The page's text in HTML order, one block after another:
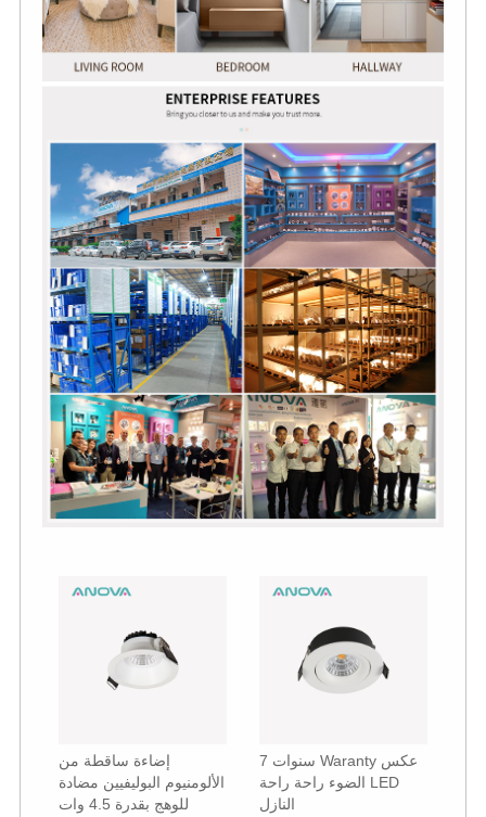
إضاءة ساقطة من
الألومنيوم البوليفيين مضادة
للوهج بقدرة 4.5 وات
7 سنوات Waranty عكس
الضوء راحة راحة LED
النازل